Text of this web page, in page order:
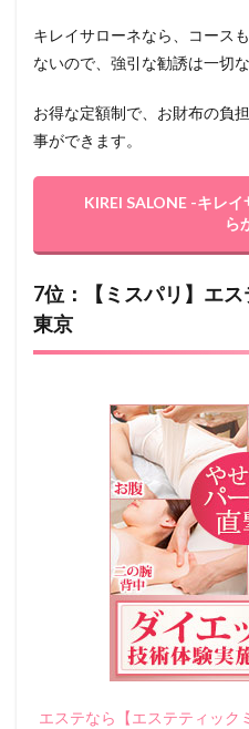
キレイサローネなら、コース
ないので、強引な勧誘は一切な
お得な定額制で、お財布の負
事ができます。
KIREI SALONE -キレ
ら
7位：【ミスパリ】エ
東京
エステなら【エステティック